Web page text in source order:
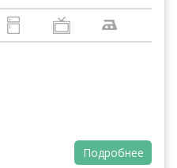
Подробнее